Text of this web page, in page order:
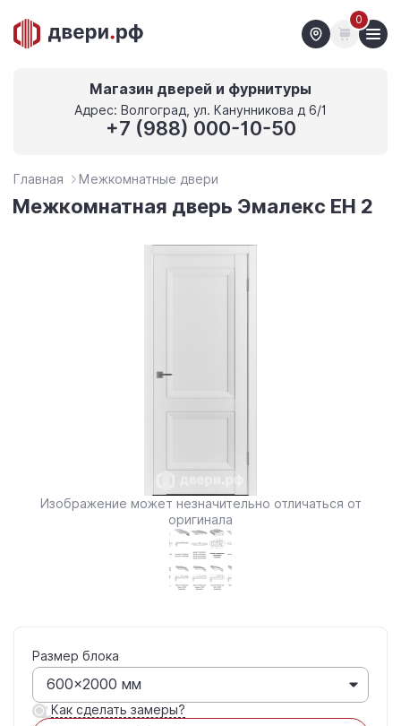
0
Магазин дверей и фурнитуры
Адрес: Волгоград, ул. Канунникова д 6/1
+7 (988) 000-10-50
Главная Межкомнатные двери
Межкомнатная дверь Эмалекс ЕН 2
Изображение может незначительно отличаться от
оригинала
Размер блока
600×2000 мм
Как сделать замеры?